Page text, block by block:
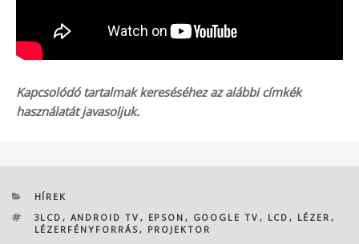
Kapcsolódó tartalmak kereséséhez az alábbi címkék
használatát javasoljuk.
KATEGÓRIÁK
HÍREK
CÍMKÉK
3LCD , ANDROID TV , EPSON , GOOGLE TV , LCD , LÉZER ,
LÉZERFÉNYFORRÁS , PROJEKTOR